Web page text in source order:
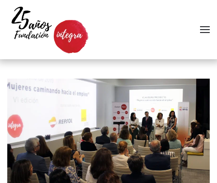
Skip to main content